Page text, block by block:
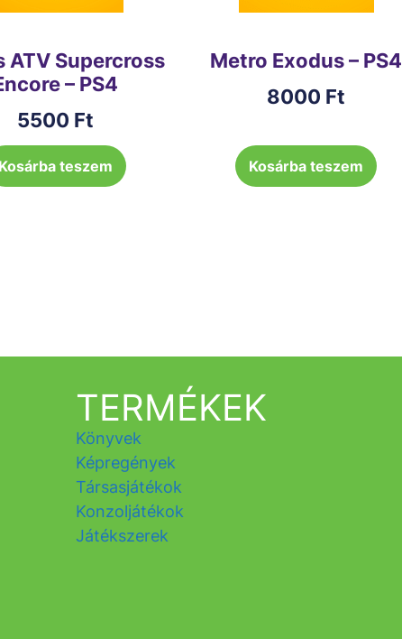
ATV Supercross
– PS4
5500 Ft
Kosárba teszem
Metro Exodus – PS4
8000 Ft
Kosárba teszem
TERMÉKEK
Könyvek
Képregények
Társasjátékok
Konzoljátékok
Játékszerek